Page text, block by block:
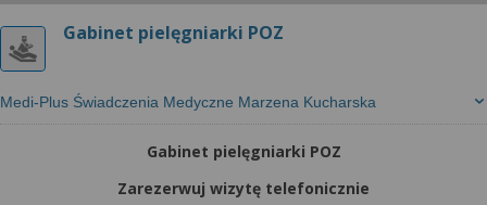
Gabinet pielęgniarki POZ
Medi-Plus Świadczenia Medyczne Marzena Kucharska
Gabinet pielęgniarki POZ
Zarezerwuj wizytę telefonicznie